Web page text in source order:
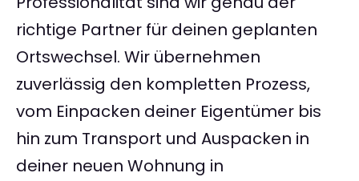
richtige Partner für deinen geplanten
Ortswechsel. Wir übernehmen
zuverlässig den kompletten Prozess,
vom Einpacken deiner Eigentümer bis
hin zum Transport und Auspacken in
deiner neuen Wohnung in